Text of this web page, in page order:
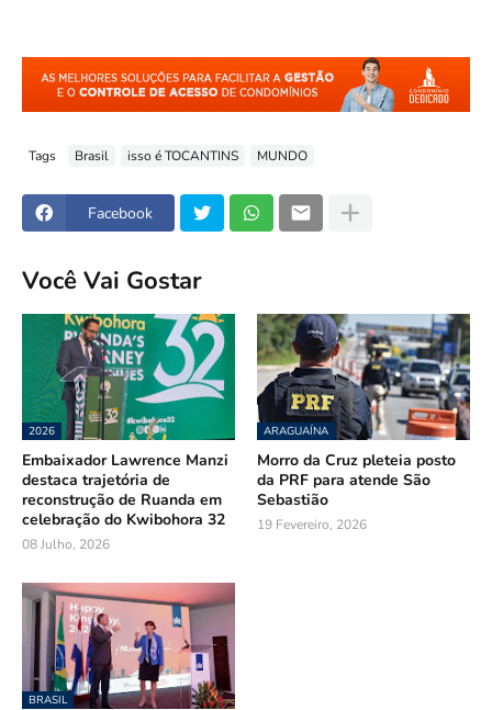
Tags Brasil isso é TOCANTINS MUNDO
Facebook
Você Vai Gostar
2026
Embaixador Lawrence Manzi
destaca trajetória de
reconstrução de Ruanda em
celebração do Kwibohora 32
08 Julho, 2026
ARAGUAÍNA
Morro da Cruz pleteia posto
da PRF para atende São
Sebastião
19 Fevereiro, 2026
BRASIL